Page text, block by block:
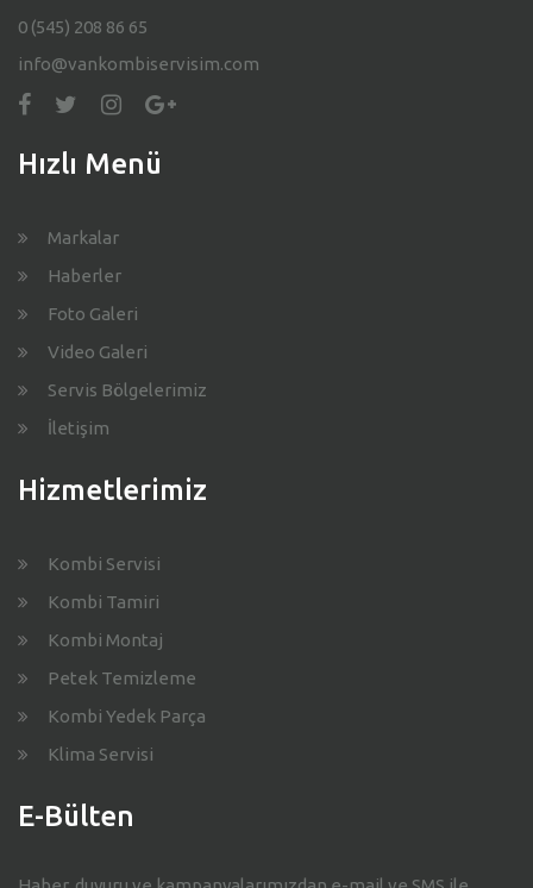
0 (545) 208 86 65
info@vankombiservisim.com
Hızlı Menü
Markalar
Haberler
Foto Galeri
Video Galeri
Servis Bölgelerimiz
İletişim
Hizmetlerimiz
Kombi Servisi
Kombi Tamiri
Kombi Montaj
Petek Temizleme
Kombi Yedek Parça
Klima Servisi
E-Bülten